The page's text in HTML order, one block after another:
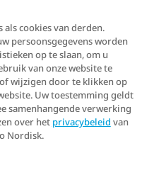
en obesitas oplost
Om te beginnen
eentje te doen, en er
écht kunnen helpen.
bij één gesprek
jullie welke
Volledig op
cookies van derden.
persoonsgegevens worden
op te slaan, om u
van onze website te
wijzigen door te klikken op
Uw toestemming geldt
samenhangende verwerking
over het privacybeleid van
Nordisk.